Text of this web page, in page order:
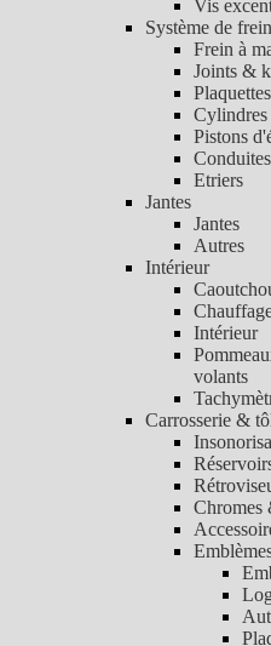
Vis
Système de
Frein à
Joints &
Cylindres
Pistons
Etriers
Jantes
Jantes
Autres
Intérieur
Intérieur
volants
Carrosserie &
Chromes